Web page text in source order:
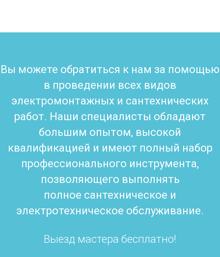
Вы можете обратиться к нам за помощью
в проведении всех видов
электромонтажных и сантехнических
работ. Наши специалисты обладают
большим опытом, высокой
квалификацией и имеют полный набор
профессионального инструмента,
позволяющего выполнять
полное сантехническое и
электротехническое обслуживание.
Выезд мастера бесплатно!